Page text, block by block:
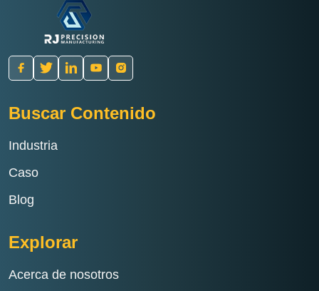
Buscar Contenido
Industria
Caso
Blog
Explorar
Acerca de nosotros